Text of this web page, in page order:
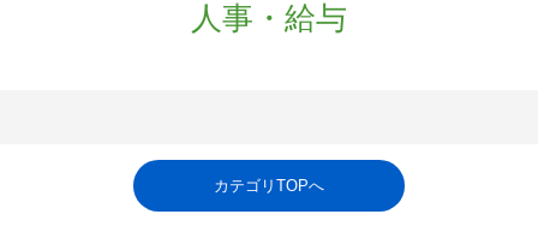
人事・給与
カテゴリTOPへ